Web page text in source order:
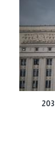
وزارة الدفاع الروسية: أسقطنا الليلة الماضية 203